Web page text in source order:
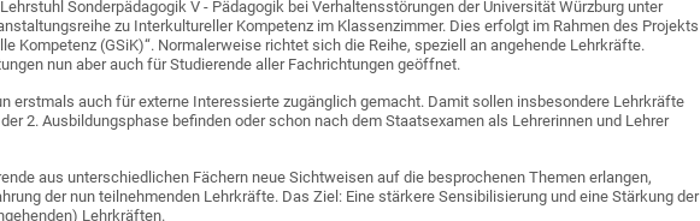
Sonderpädagogik V - Pädagogik bei Verhaltensstörungen der Universität Würzburg unter
zu Interkultureller Kompetenz im Klassenzimmer. Dies erfolgt im Rahmen des Projekts
Kompetenz (GSiK)“. Normalerweise richtet sich die Reihe, speziell an angehende Lehrkräfte.
nun aber auch für Studierende aller Fachrichtungen geöffnet.
erstmals auch für externe Interessierte zugänglich gemacht. Damit sollen insbesondere Lehrkräfte
2. Ausbildungsphase befinden oder schon nach dem Staatsexamen als Lehrerinnen und Lehrer
aus unterschiedlichen Fächern neue Sichtweisen auf die besprochenen Themen erlangen,
der nun teilnehmenden Lehrkräfte. Das Ziel: Eine stärkere Sensibilisierung und eine Stärkung der
Lehrkräften.